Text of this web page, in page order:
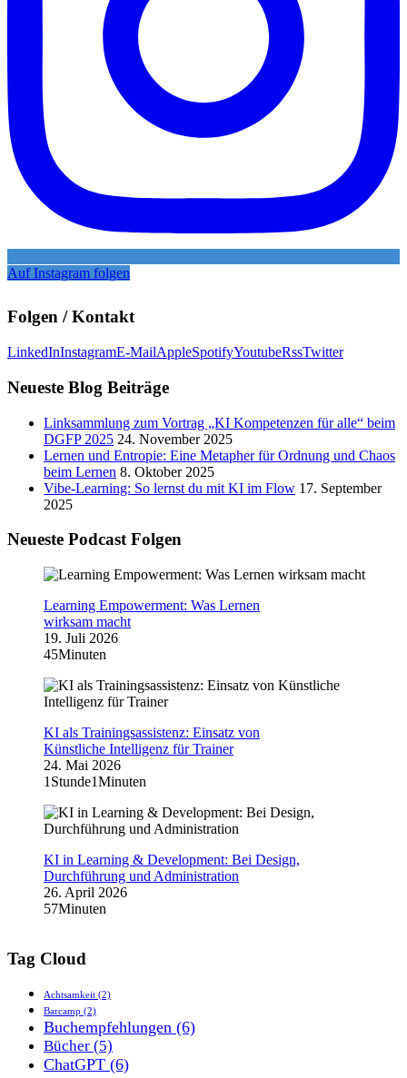
Auf Instagram folgen
Folgen / Kontakt
LinkedInInstagramE-MailAppleSpotifyYoutubeRssTwitter
Neueste Blog Beiträge
Linksammlung zum Vortrag „KI Kompetenzen für alle“ beim
DGFP 2025 24. November 2025
Lernen und Entropie: Eine Metapher für Ordnung und Chaos
beim Lernen 8. Oktober 2025
Vibe-Learning: So lernst du mit KI im Flow 17. September
2025
Neueste Podcast Folgen
Learning Empowerment: Was Lernen
wirksam macht
19. Juli 2026
45Minuten
KI als Trainingsassistenz: Einsatz von
Künstliche Intelligenz für Trainer
24. Mai 2026
1Stunde1Minuten
KI in Learning & Development: Bei Design,
Durchführung und Administration
26. April 2026
57Minuten
Tag Cloud
Achtsamkeit (2)
Barcamp (2)
Buchempfehlungen (6)
Bücher (5)
ChatGPT (6)